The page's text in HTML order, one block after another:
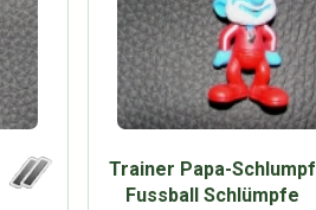
Trainer Papa-Schlumpf
Fussball Schlümpfe